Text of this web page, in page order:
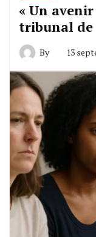
« Un
tribunal
By 13